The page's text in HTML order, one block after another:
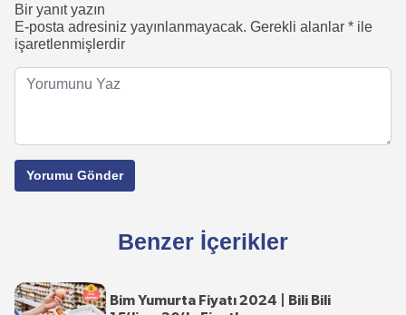
Bir yanıt yazın
E-posta adresiniz yayınlanmayacak. Gerekli alanlar * ile
işaretlenmişlerdir
Benzer İçerikler
Bim Yumurta Fiyatı 2024 | Bili Bili